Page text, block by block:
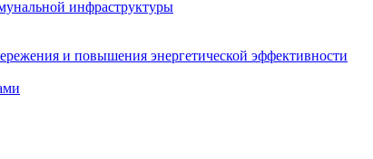
инфраструктуры
и повышения энергетической эффективности